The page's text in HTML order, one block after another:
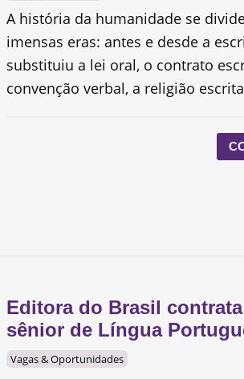
A história da humanidade se
imensas eras: antes e desde a
substituiu a lei oral, o contrato
convenção verbal, a religião
Editora do Brasil
sênior de Língua
Vagas & Oportunidades